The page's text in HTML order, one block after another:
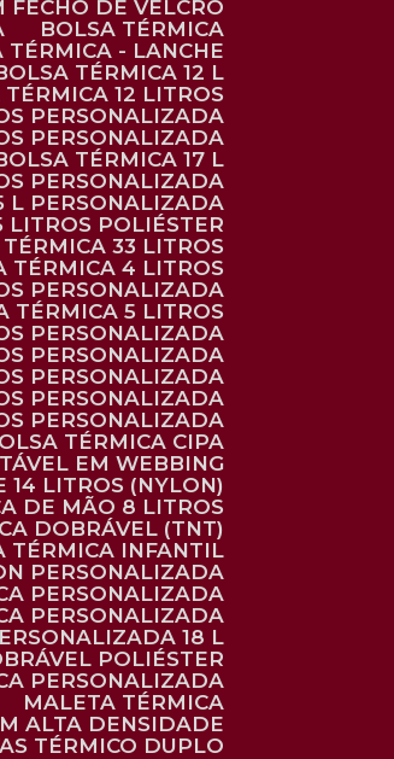
FECHO DE VELCRO
BOLSA TÉRMICA
TÉRMICA - LANCHE
BOLSA TÉRMICA 12 L
TÉRMICA 12 LITROS
PERSONALIZADA
PERSONALIZADA
BOLSA TÉRMICA 17 L
PERSONALIZADA
L PERSONALIZADA
LITROS POLIÉSTER
TÉRMICA 33 LITROS
TÉRMICA 4 LITROS
PERSONALIZADA
TÉRMICA 5 LITROS
PERSONALIZADA
PERSONALIZADA
PERSONALIZADA
PERSONALIZADA
PERSONALIZADA
BOLSA TÉRMICA CIPA
EM WEBBING
14 LITROS (NYLON)
DE MÃO 8 LITROS
DOBRÁVEL (TNT)
TÉRMICA INFANTIL
PERSONALIZADA
PERSONALIZADA
PERSONALIZADA
18 L
POLIÉSTER
PERSONALIZADA
MALETA TÉRMICA
ALTA DENSIDADE
TÉRMICO DUPLO